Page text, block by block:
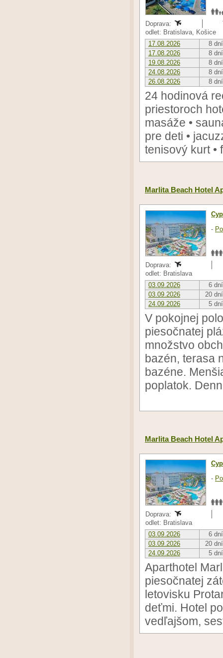
Doprava:
odlet: Bratislava, Košice
17.08.2026
8 dní
17.08.2026
8 dní
19.08.2026
8 dní
24.08.2026
8 dní
26.08.2026
8 dní
24 hodinová
priestoroch
masáže •
pre deti •
tenisový kurt •
Marlita Beach Hotel
-
Doprava:
odlet: Bratislava
03.09.2026
6 dní
03.09.2026
20 dní
24.09.2026
5 dní
V pokojnej
piesočnatej
množstvo
bazén, terasa
bazéne.
poplatok.
Marlita Beach Hotel
-
Doprava:
odlet: Bratislava
03.09.2026
6 dní
03.09.2026
20 dní
24.09.2026
5 dní
Aparthotel
piesočnatej
letovisku
deťmi. Hotel
vedľajšom,